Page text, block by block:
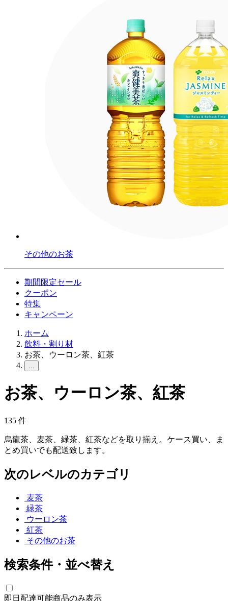
その他のお茶
期間限定セール
クーポン
特集
キャンペーン
ホーム
飲料・割り材
お茶、ウーロン茶、紅茶
...
お茶、ウーロン茶、紅茶
135 件
烏龍茶、麦茶、緑茶、紅茶などを取り揃え。ケース買い、ま
とめ買いでも配送致します。
次のレベルのカテゴリ
麦茶
緑茶
ウーロン茶
紅茶
その他のお茶
検索条件・並べ替え
即日配達可能商品のみ表示